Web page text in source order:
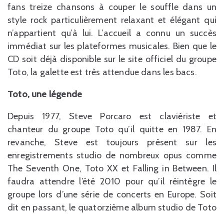
fans treize chansons à couper le souffle dans un
style rock particulièrement relaxant et élégant qui
n’appartient qu’à lui. L’accueil a connu un succès
immédiat sur les plateformes musicales. Bien que le
CD soit déjà disponible sur le site officiel du groupe
Toto, la galette est très attendue dans les bacs.
Toto, une légende
Depuis 1977, Steve Porcaro est claviériste et
chanteur du groupe Toto qu’il quitte en 1987. En
revanche, Steve est toujours présent sur les
enregistrements studio de nombreux opus comme
The Seventh One, Toto XX et Falling in Between. Il
faudra attendre l’été 2010 pour qu’il réintègre le
groupe lors d’une série de concerts en Europe. Soit
dit en passant, le quatorzième album studio de Toto